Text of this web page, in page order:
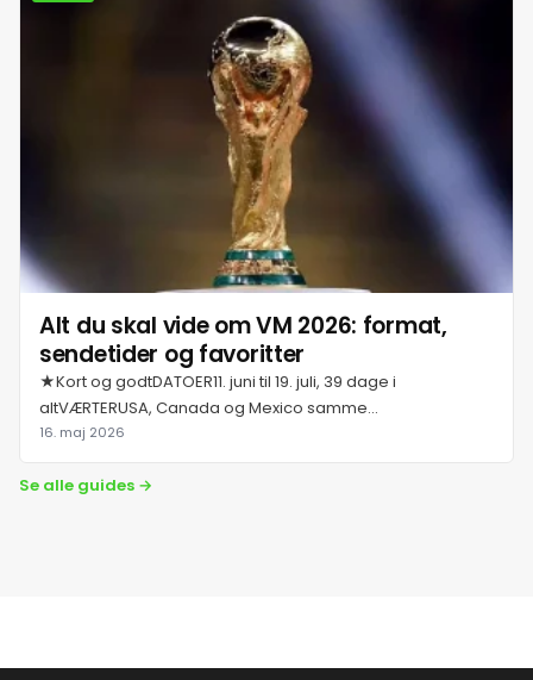
Alt du skal vide om VM 2026: format,
sendetider og favoritter
★Kort og godtDATOER11. juni til 19. juli, 39 dage i
altVÆRTERUSA, Canada og Mexico samme...
16. maj 2026
Se alle guides →